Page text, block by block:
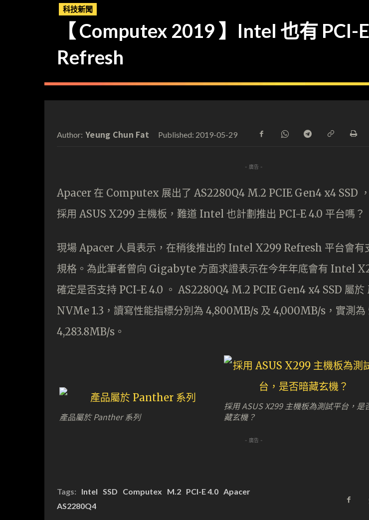
科技新聞
【 Computex 2019 】Intel 也有
Refresh
Author: Yeung Chun Fat Published: 2019-05-29
- 廣告 -
Apacer 在 Computex 展出了 AS2280Q4 M.2 PCIE Gen4 x4 SSD
採用 ASUS X299 主機板，難道 Intel 也計劃推出 PCI-E 4.0 平台嗎？
現場 Apacer 人員表示，在稍後推出的 Intel X299 Refresh 平台會有
規格。為此筆者曾向 Gigabyte 方面求證表示在今年年底會有 Intel
確定是否支持 PCI-E 4.0 。 AS2280Q4 M.2 PCIE Gen4 x4 SSD 屬於
NVMe 1.3，讀寫性能指標分別為 4,800MB/s 及 4,000MB/s，實測為
4,283.8MB/s。
產品屬於 Panther 系列
採用 ASUS X299 主機板為測試平台，是
藏玄機？
- 廣告 -
Tags: Intel SSD Computex M.2 PCI-E 4.0 Apacer
AS2280Q4